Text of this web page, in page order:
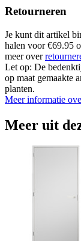
Retourneren
Je kunt dit artikel
halen voor €69.95
meer over
Let op: De
op maat gemaakte
planten.
Meer informatie
Meer uit